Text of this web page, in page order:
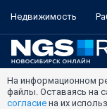
Недвижимость
На информационном
файлы. Оставаясь на
согласие на их